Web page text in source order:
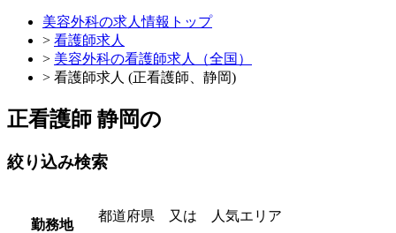
美容外科の求人情報トップ
> 看護師求人
> 美容外科の看護師求人（全国）
> 看護師求人 (正看護師、静岡)
正看護師 静岡の
絞り込み検索
勤務地
都道府県 又は 人気エリア